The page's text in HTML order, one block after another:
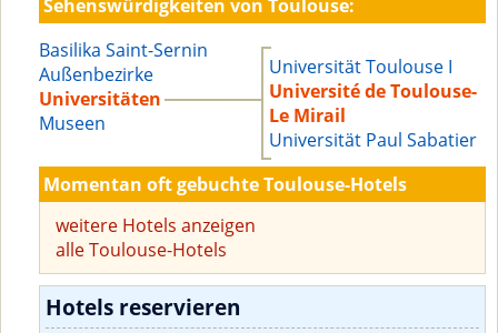
Sehenswürdigkeiten von Toulouse:
Basilika Saint-Sernin
Außenbezirke
Universitäten
Museen
Universität Toulouse I
Université de Toulouse-
Le Mirail
Universität Paul Sabatier
Momentan oft gebuchte Toulouse-Hotels
weitere Hotels anzeigen
alle Toulouse-Hotels
Hotels reservieren